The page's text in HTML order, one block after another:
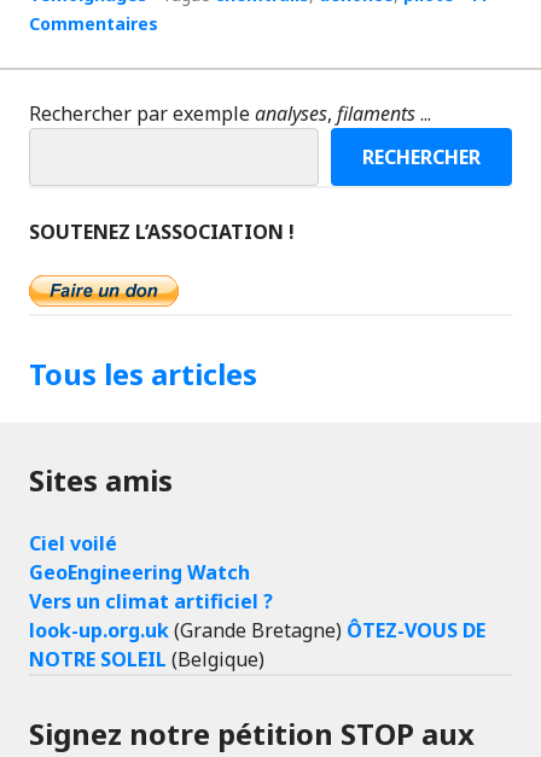
Commentaires
Rechercher par exempleanalyses, filaments...
RECHERCHER
SOUTENEZ L’ASSOCIATION !
Tous les articles
Sites amis
Ciel voilé
GeoEngineering Watch
Vers un climat artificiel ?
look-up.org.uk(Grande Bretagne) ÔTEZ-VOUS DE
NOTRE SOLEIL (Belgique)
Signez notre pétition STOP aux